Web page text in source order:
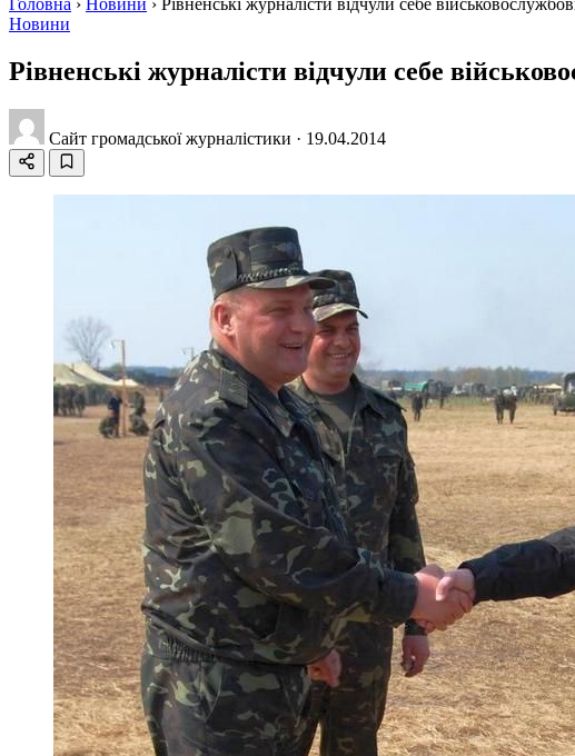
Головна › Новини › Рівненські журналісти відчули себе
Новини
Рівненські журналісти відчули себе
Сайт громадської журналістики · 19.04.2014